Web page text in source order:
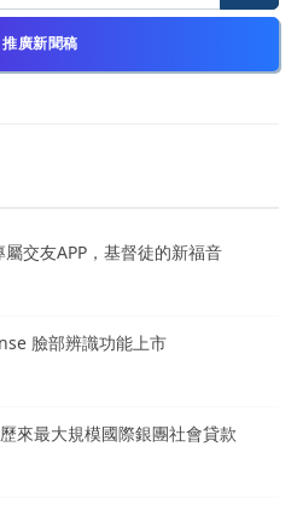
推廣新聞稿
屬交友APP，基督徒的新福音
臉部辨識功能上市
來最大規模國際銀團社會貸款